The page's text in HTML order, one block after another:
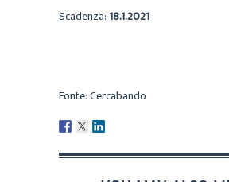
Scadenza: 18.1.2021
Fonte: Cercabando